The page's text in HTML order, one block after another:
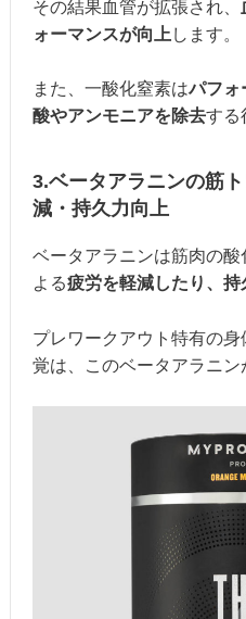
その結果血管が拡張され、
ォーマンスが向上 します。
また、一酸化窒素はパフォ
酸やアンモニアを除去する
3.ベータアラニンの筋
減・持久力向上
ベータアラニンは筋肉の
よる疲労を軽減したり、持
プレワークアウト特有の
覚は、このベータアラニン